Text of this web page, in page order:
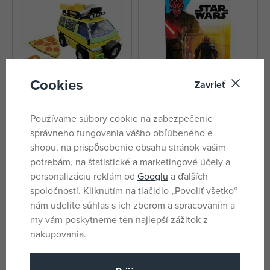
Funrise RC Korytnačka Ninja
auto - Pizza Blaster - Movie
skladom
23,49 €
Hasbro Star Wars Darth Maul 10
cm
skladom
DMOC: 10,49 €
10,10 €
Novinky
Cookies Zavrieť
Používame súbory cookie na zabezpečenie
správneho fungovania vášho obľúbeného e-
shopu, na prispôsobenie obsahu stránok vašim
potrebám, na štatistické a marketingové účely a
personalizáciu reklám od Googlu a ďalších
spoločností. Kliknutím na tlačidlo „Povoliť všetko“
nám udelíte súhlas s ich zberom a spracovaním a
my vám poskytneme ten najlepší zážitok z
nakupovania.